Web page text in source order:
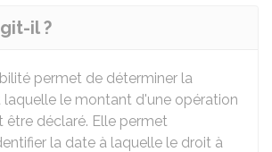
il ?
permet de déterminer la
laquelle le montant d'une opération
être déclaré. Elle permet
la date à laquelle le droit à